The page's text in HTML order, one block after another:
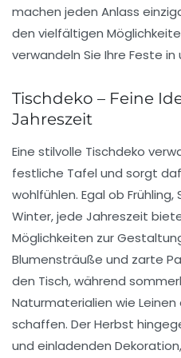
machen jeden Anlass
den vielfältigen
verwandeln Sie Ihre Feste
Tischdeko – Feine
Jahreszeit
Eine stilvolle Tischdeko
festliche Tafel und sorgt
wohlfühlen. Egal ob
Winter, jede Jahreszeit
Möglichkeiten zur
Blumensträuße und zarte
den Tisch, während
Naturmaterialien wie
schaffen. DerHerbst
und einladenden